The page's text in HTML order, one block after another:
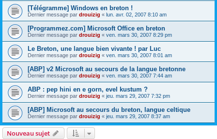
[Télégramme] Windows en breton !
Dernier message par drouizig « lun. avr. 02, 2007 8:10 am
[Programmez.com] Microsoft Office en breton
Dernier message par drouizig « ven. mars 30, 2007 8:29 pm
Le Breton, une langue bien vivante ! par Luc
Dernier message par drouizig « ven. mars 30, 2007 8:01 am
[ABP] v2 Microsoft au secours de la langue bretonne
Dernier message par drouizig « ven. mars 30, 2007 7:44 am
ABP : pep hini en e gorn, evel kustum ?
Dernier message par drouizig « jeu. mars 29, 2007 7:32 pm
[ABP] Microsoft au secours du breton, langue celtique
Dernier message par drouizig « jeu. mars 29, 2007 8:37 am
Nouveau sujet